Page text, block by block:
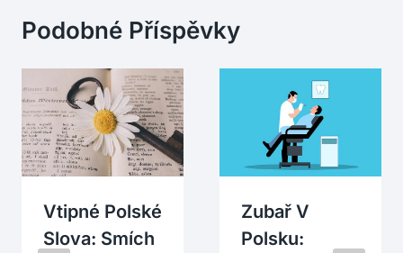
Podobné Příspěvky
Vtipné Polské
Slova: Smích
Zubař V
Polsku: